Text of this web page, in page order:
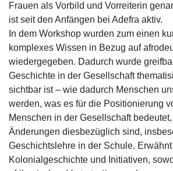
Frauen als Vorbild und Vorreiterin
ist seit den Anfängen bei Adefra aktiv.
In dem Workshop wurden zum einen
komplexes Wissen in Bezug auf
wiedergegeben. Dadurch wurde
Geschichte in der Gesellschaft
sichtbar ist – wie dadurch Menschen
werden, was es für die Positionierung
Menschen in der Gesellschaft
Änderungen diesbezüglich sind,
Geschichtslehre in der Schule.
Kolonialgeschichte und Initiativen,